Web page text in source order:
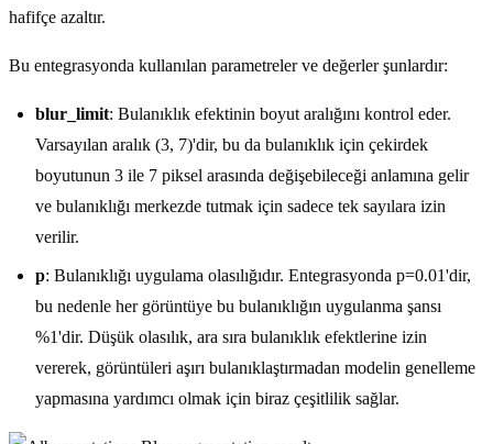
hafifçe azaltır.
Bu entegrasyonda kullanılan parametreler ve değerler şunlardır:
blur_limit: Bulanıklık efektinin boyut aralığını kontrol eder.
Varsayılan aralık (3, 7)'dir, bu da bulanıklık için çekirdek
boyutunun 3 ile 7 piksel arasında değişebileceği anlamına gelir
ve bulanıklığı merkezde tutmak için sadece tek sayılara izin
verilir.
p: Bulanıklığı uygulama olasılığıdır. Entegrasyonda p=0.01'dir,
bu nedenle her görüntüye bu bulanıklığın uygulanma şansı
%1'dir. Düşük olasılık, ara sıra bulanıklık efektlerine izin
vererek, görüntüleri aşırı bulanıklaştırmadan modelin genelleme
yapmasına yardımcı olmak için biraz çeşitlilik sağlar.